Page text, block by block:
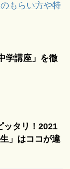
もらい方や特
学講座」を徹
ッタリ！2021
」はココが違